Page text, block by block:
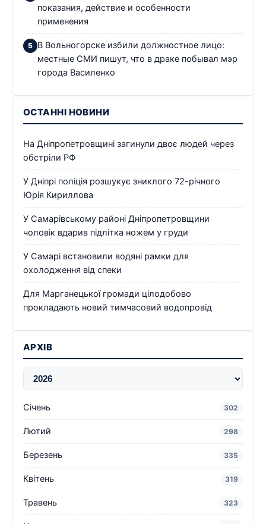
показания, действие и особенности
применения
В Вольногорске избили должностное лицо:
местные СМИ пишут, что в драке побывал мэр
города Василенко
ОСТАННІ НОВИНИ
На Дніпропетровщині загинули двоє людей через
обстріли РФ
У Дніпрі поліція розшукує зниклого 72-річного
Юрія Кириллова
У Самарівському районі Дніпропетровщини
чоловік вдарив підлітка ножем у груди
У Самарі встановили водяні рамки для
охолодження від спеки
Для Марганецької громади цілодобово
прокладають новий тимчасовий водопровід
АРХІВ
Січень 302
Лютий 298
Березень 335
Квітень 319
Травень 323